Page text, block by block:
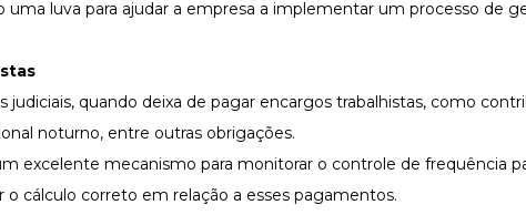
uma luva para ajudar a empresa a implementar um processo de
quando deixa de pagar encargos trabalhistas, como
noturno, entre outras obrigações.
excelente mecanismo para monitorar o controle de frequência
cálculo correto em relação a esses pagamentos.